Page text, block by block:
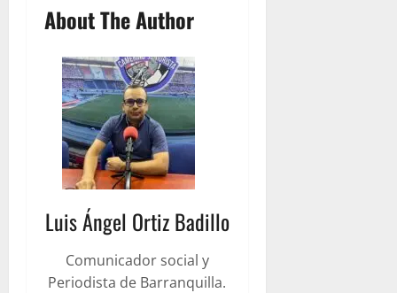
About The Author
Luis Ángel Ortiz Badillo
Comunicador social y
Periodista de Barranquilla.